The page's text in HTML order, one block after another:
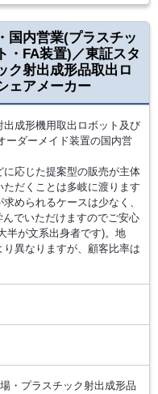
国内営業(プラスチッ
・FA装置)／東証スタ
ク射出成形品取出ロ
ェアメーカー
出成形機用取出ロボット及び
ーダーメイド装置の国内営
応じた提案型の販売が主体
ただくことは多岐に渡ります
められるケースは少なく、
でいただけますのでご安心
半が文系出身者です)。地
異なりますが、顧客比率は
・プラスチック射出成形品